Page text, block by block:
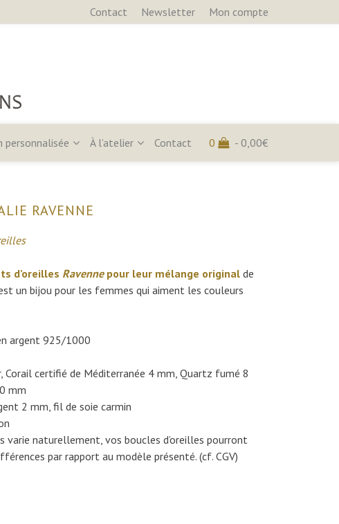
Contact Newsletter Mon compte
personnalisée À l’atelier Contact 0 - 0,00€
RAVENNE
d’oreilles Ravenne pour leur mélange originalde
un bijou pour les femmes qui aiment les couleurs
argent 925/1000
certifié de Méditerranée 4 mm, Quartz fumé 8
mm
2 mm, fil de soie carmin
varie naturellement, vos boucles d’oreilles pourront
par rapport au modèle présenté. (cf. CGV)